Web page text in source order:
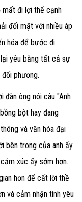
mất đi lợi thế cạnh
đối mặt với nhiều áp
hóa để bước đi
yêu bằng tất cả sự
phương.
đàn ông nói câu "Anh
bột hay đang
và văn hóa đại
bên trong của anh ấy
xúc ấy sớm hơn.
hơn để cất lời thề
và cảm nhận tình yêu